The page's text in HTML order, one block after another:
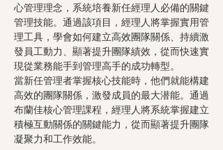
心管理理念，系統培養新任經理人必備的關鍵
管理技能。通過該項目，經理人將掌握實用管
理工具，學會如何建立高效團隊關係、持續激
發員工動力、顯著提升團隊績效，從而快速實
現從業務能手到管理高手的成功轉型。
當新任管理者掌握核心技能時，他們就能構建
高效的團隊關係，激發成員的最大潜能。通過
布蘭佳核心管理課程，經理人將系統掌握建立
積極互動關係的關鍵能力，從而顯著提升團隊
凝聚力和工作效能。